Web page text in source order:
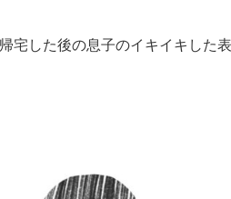
宅した後の息子のイキイキした